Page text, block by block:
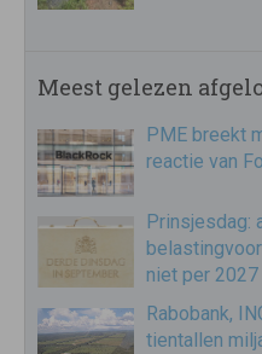
Meest gelezen
PME breekt
reactie van
Prinsjesdag:
niet per
Rabobank,
tientallen